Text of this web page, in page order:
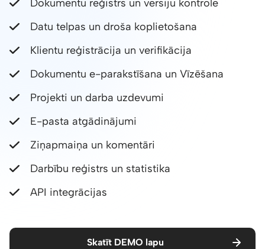
Dokumentu reģistrs un versiju kontrole
Datu telpas un droša koplietošana
Klientu reģistrācija un verifikācija
Dokumentu e-parakstīšana un Vīzēšana
Projekti un darba uzdevumi
E-pasta atgādinājumi
Ziņapmaiņa un komentāri
Darbību reģistrs un statistika
API integrācijas
Skatīt DEMO lapu